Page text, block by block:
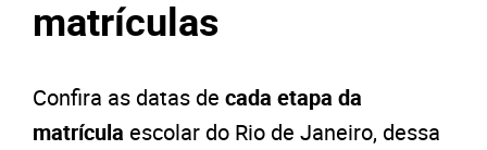
matrículas
Confira as datas de cada etapa da
matrícula escolar do Rio de Janeiro, dessa